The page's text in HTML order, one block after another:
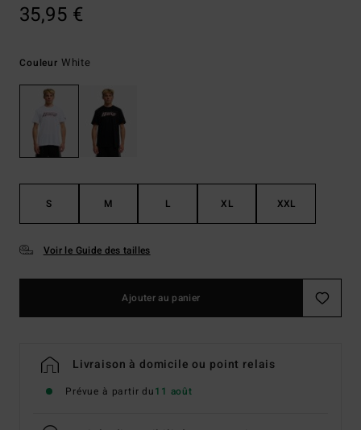
35,95 €
Couleur White
S M L XL XXL
Voir le Guide des tailles
Ajouter au panier
Livraison à domicile ou point relais
Prévue à partir du11 août